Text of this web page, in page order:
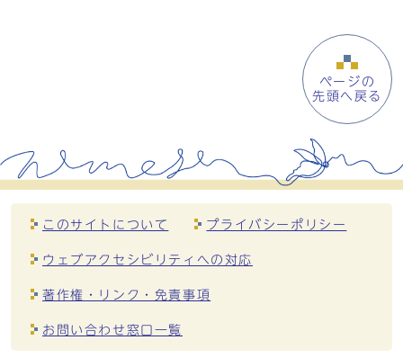
ページの
先頭へ戻る
このサイトについて プライバシーポリシー
ウェブアクセシビリティへの対応
著作権・リンク・免責事項
お問い合わせ窓口一覧